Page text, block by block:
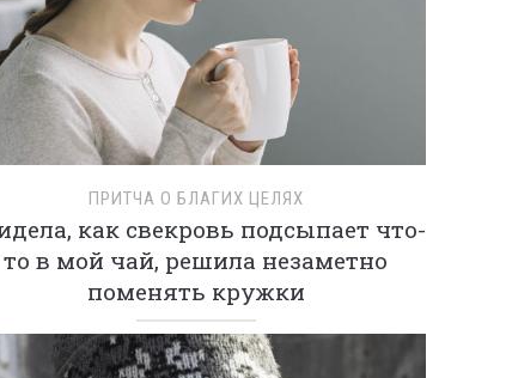
ПРИТЧА О БЛАГИХ ЦЕЛЯХ
как свекровь подсыпает что-
то в мой чай, решила незаметно
поменять кружки